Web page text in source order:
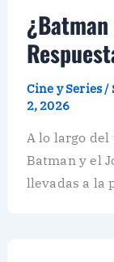
Cine y Series/
2, 2026
A lo largo
Batman y el
llevadas a la